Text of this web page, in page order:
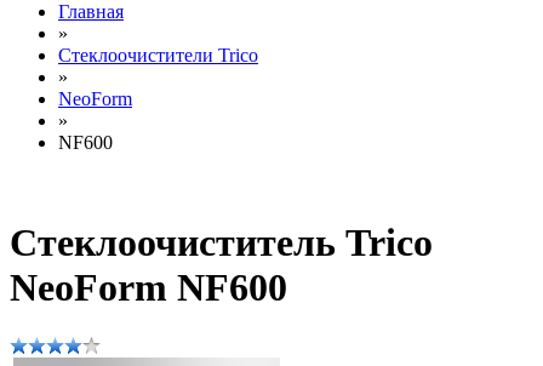
Главная
»
Стеклоочистители Trico
»
NeoForm
»
NF600
Стеклоочиститель Trico
NeoForm NF600